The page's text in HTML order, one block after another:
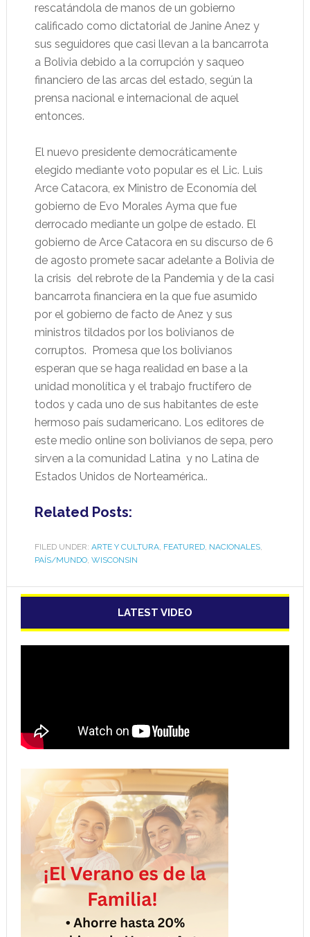
rescatándola de manos de un gobierno
calificado como dictatorial de Janine Anez y
sus seguidores que casi llevan a la bancarrota
a Bolivia debido a la corrupción y saqueo
financiero de las arcas del estado, según la
prensa nacional e internacional de aquel
entonces.
El nuevo presidente democráticamente
elegido mediante voto popular es el Lic. Luis
Arce Catacora, ex Ministro de Economía del
gobierno de Evo Morales Ayma que fue
derrocado mediante un golpe de estado. El
gobierno de Arce Catacora en su discurso de 6
de agosto promete sacar adelante a Bolivia de
la crisis del rebrote de la Pandemia y de la casi
bancarrota financiera en la que fue asumido
por el gobierno de facto de Anez y sus
ministros tildados por los bolivianos de
corruptos. Promesa que los bolivianos
esperan que se haga realidad en base a la
unidad monolítica y el trabajo fructífero de
todos y cada uno de sus habitantes de este
hermoso país sudamericano. Los editores de
este medio online son bolivianos de sepa, pero
sirven a la comunidad Latina y no Latina de
Estados Unidos de Norteamérica..
Related Posts:
FILED UNDER: ARTE Y CULTURA, FEATURED, NACIONALES,
PAÍS/MUNDO, WISCONSIN
LATEST VIDEO